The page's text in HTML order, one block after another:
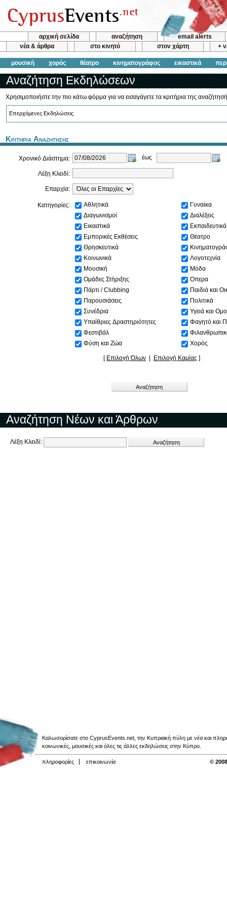
αρχική σελίδα αναζήτηση
email alerts
νέα & άρθρα
στο κινητό στον χάρτη +
μουσική χορός θέατρο κινηματογράφος εικαστικά
Αναζήτηση Εκδηλώσεων
Χρησιμοποιήστε την πιο κάτω φόρμα για να εισαγάγετε τα κριτήρια της
Επερχόμενες Εκδηλώσεις
Κριτηρια Αναζητησης
Χρονικό Διάστημα: έως
Λέξη Κλειδί:
Επαρχία:
Κατηγορίες: Αθλητικά
Γυναίκα
Διαγωνισμοί
Διαλέξεις
Εικαστικά
Εκπαιδευτικά
Εμπορικές Εκθέσεις
Θέατρο
Θρησκευτικά
Κοινωνικά
Λογοτεχνία
Μουσική
Μόδα
Ομάδες Στήριξης
Οπερα
Πάρτι / Clubbing
Παιδιά και
Παρουσιάσεις
Πολιτικά
Συνέδρια
Υγειά και
Υπαίθριες Δραστηριότητες
Φαγητό και
Φεστιβάλ
Φύση και Ζώα
Χορός
[ Επιλογή Όλων | Επιλογή Καμίας ]
Αναζήτηση Νέων και Άρθρων
Λέξη Κλειδί:
Καλωσορίσατε στο CyprusEvents.net, την Κυπριακή πύλη με νέα και
κοινωνικές, μουσικές και όλες τις άλλες εκδηλώσεις στην Κύπρο.
πληροφορίες επικοινωνία ©